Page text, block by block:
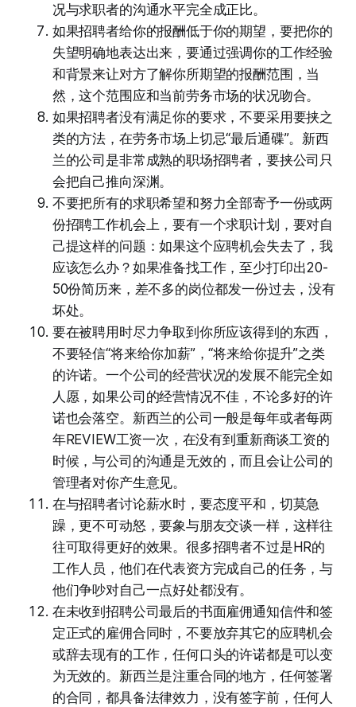
况与求职者的沟通水平完全成正比。
如果招聘者给你的报酬低于你的期望，要把你的
失望明确地表达出来，要通过强调你的工作经验
和背景来让对方了解你所期望的报酬范围，当
然，这个范围应和当前劳务市场的状况吻合。
如果招聘者没有满足你的要求，不要采用要挟之
类的方法，在劳务市场上切忌“最后通碟”。新西
兰的公司是非常成熟的职场招聘者，要挟公司只
会把自己推向深渊。
不要把所有的求职希望和努力全部寄予一份或两
份招聘工作机会上，要有一个求职计划，要对自
己提这样的问题：如果这个应聘机会失去了，我
应该怎么办？如果准备找工作，至少打印出20-
50份简历来，差不多的岗位都发一份过去，没有
坏处。
要在被聘用时尽力争取到你所应该得到的东西，
不要轻信“将来给你加薪”，“将来给你提升”之类
的许诺。一个公司的经营状况的发展不能完全如
人愿，如果公司的经营情况不佳，不论多好的许
诺也会落空。新西兰的公司一般是每年或者每两
年REVIEW工资一次，在没有到重新商谈工资的
时候，与公司的沟通是无效的，而且会让公司的
管理者对你产生意见。
在与招聘者讨论薪水时，要态度平和，切莫急
躁，更不可动怒，要象与朋友交谈一样，这样往
往可取得更好的效果。很多招聘者不过是HR的
工作人员，他们在代表资方完成自己的任务，与
他们争吵对自己一点好处都没有。
在未收到招聘公司最后的书面雇佣通知信件和签
定正式的雇佣合同时，不要放弃其它的应聘机会
或辞去现有的工作，任何口头的许诺都是可以变
为无效的。新西兰是注重合同的地方，任何签署
的合同，都具备法律效力，没有签字前，任何人